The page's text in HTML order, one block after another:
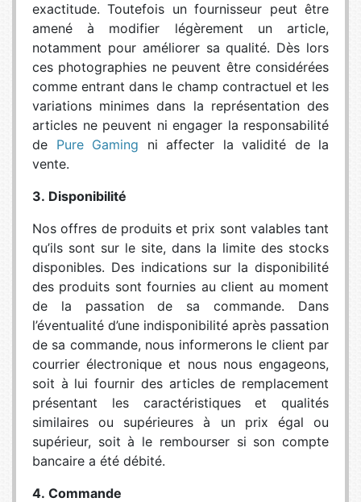
exactitude. Toutefois un fournisseur peut être
amené à modifier légèrement un article,
notamment pour améliorer sa qualité. Dès lors
ces photographies ne peuvent être considérées
comme entrant dans le champ contractuel et les
variations minimes dans la représentation des
articles ne peuvent ni engager la responsabilité
de Pure Gaming ni affecter la validité de la
vente.
3. Disponibilité
Nos offres de produits et prix sont valables tant
qu’ils sont sur le site, dans la limite des stocks
disponibles. Des indications sur la disponibilité
des produits sont fournies au client au moment
de la passation de sa commande. Dans
l’éventualité d’une indisponibilité après passation
de sa commande, nous informerons le client par
courrier électronique et nous nous engageons,
soit à lui fournir des articles de remplacement
présentant les caractéristiques et qualités
similaires ou supérieures à un prix égal ou
supérieur, soit à le rembourser si son compte
bancaire a été débité.
4. Commande